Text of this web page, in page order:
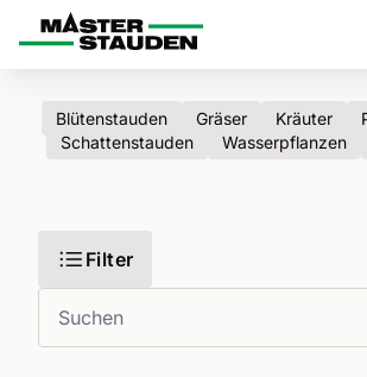
Master-Stauden
Blütenstauden Gräser Kräuter
Schattenstauden
Wasserpflanzen
Filter